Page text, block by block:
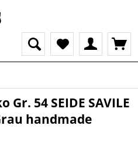
54 SEIDE SAVILE
handmade